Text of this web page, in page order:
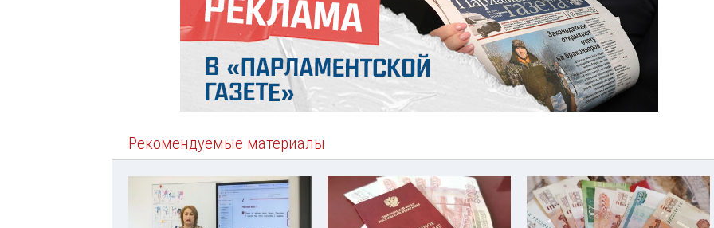
Рекомендуемые материалы